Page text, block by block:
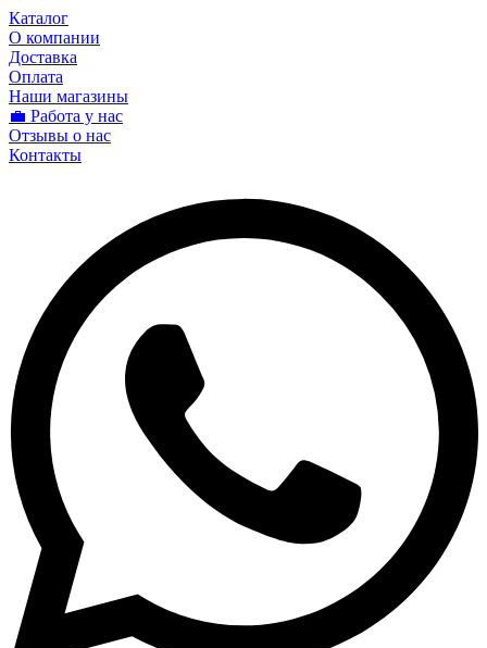
Каталог
О компании
Доставка
Оплата
Наши магазины
💼 Работа у нас
Отзывы о нас
Контакты